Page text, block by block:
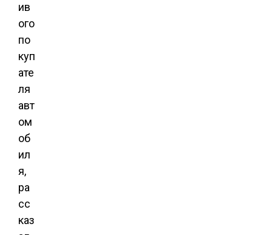
ив
ого
по
куп
ате
ля
авт
ом
об
ил
я,
ра
сс
каз